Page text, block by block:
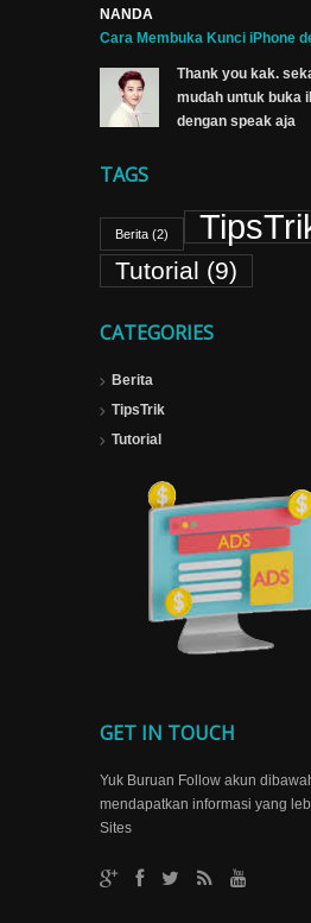
NANDA
Cara Membuka Kunci iPhone
Thank you kak.
mudah untuk buka
dengan speak aja
TAGS
Berita (2)
Tutorial (9)
CATEGORIES
Berita
TipsTrik
Tutorial
GET IN TOUCH
Yuk Buruan Follow akun
mendapatkan informasi yang
Sites